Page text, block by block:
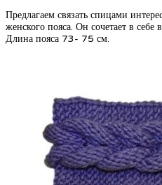
Предлагаем связать спицами
женского пояса. Он сочетает в себе
Длина пояса 73- 75 см.